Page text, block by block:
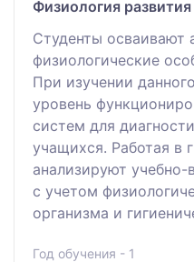
Физиология
Студенты осваивают
физиологические
При изучении
уровень
систем для
учащихся. Работая в
анализируют учебно-
с учетом
организма и
Год обучения - 1